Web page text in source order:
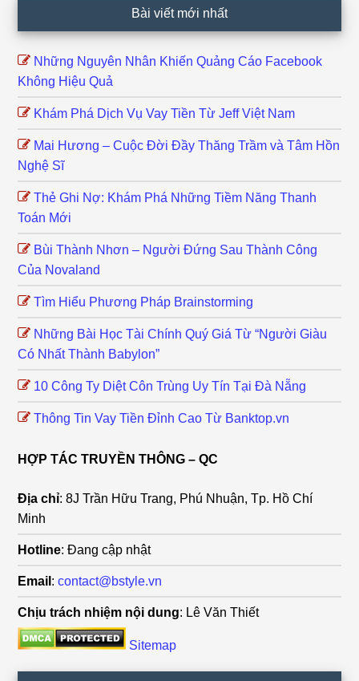
Bài viết mới nhất
Những Nguyên Nhân Khiến Quảng Cáo Facebook
Không Hiệu Quả
Khám Phá Dịch Vụ Vay Tiền Từ Jeff Việt Nam
Mai Hương – Cuộc Đời Đầy Thăng Trầm và Tâm Hồn
Nghệ Sĩ
Thẻ Ghi Nợ: Khám Phá Những Tiềm Năng Thanh
Toán Mới
Bùi Thành Nhơn – Người Đứng Sau Thành Công
Của Novaland
Tìm Hiểu Phương Pháp Brainstorming
Những Bài Học Tài Chính Quý Giá Từ “Người Giàu
Có Nhất Thành Babylon”
10 Công Ty Diệt Côn Trùng Uy Tín Tại Đà Nẵng
Thông Tin Vay Tiền Đỉnh Cao Từ Banktop.vn
HỢP TÁC TRUYỀN THÔNG – QC
Địa chỉ: 8J Trần Hữu Trang, Phú Nhuận, Tp. Hồ Chí
Minh
Hotline: Đang cập nhật
Email :contact@bstyle.vn
Chịu trách nhiệm nội dung: Lê Văn Thiết
Sitemap